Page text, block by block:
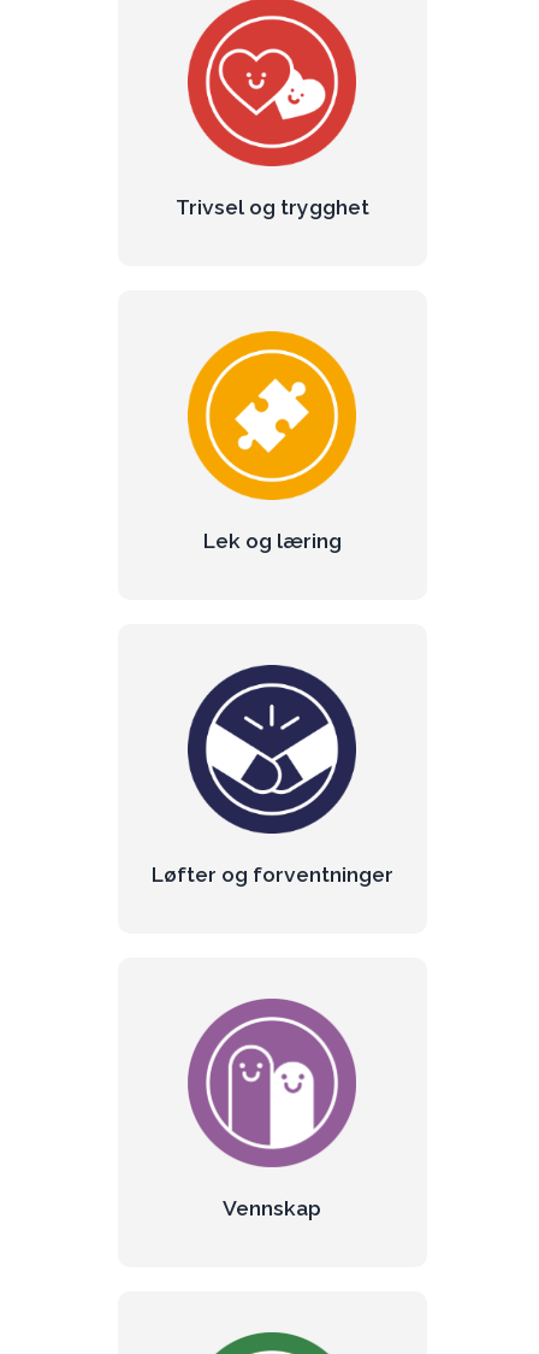
Trivsel og trygghet
Trivsel og
trygghet
Vi trøster, leker, skaper mestring,
forståelse og oppmuntring.
Lek og læring
Lek og læring
Barn synes det er gøy å lære nye ting.
Vi snakker med og ikke til barna.
Løfter og forventninger
Løfter og
forventninger
Les mer om våre løfter og hva du kan
forvente av oss.
Vennskap
Vennskap
Å ha en venn skaper glade barn.
Les mer om vennskap